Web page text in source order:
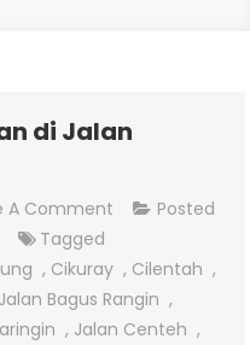
di Jalan
A Comment On
Bunga
Papan
Di
Posted
Tagged
, Cikuray , Cilentah ,
Jalan Bagus Rangin ,
, Jalan Centeh ,